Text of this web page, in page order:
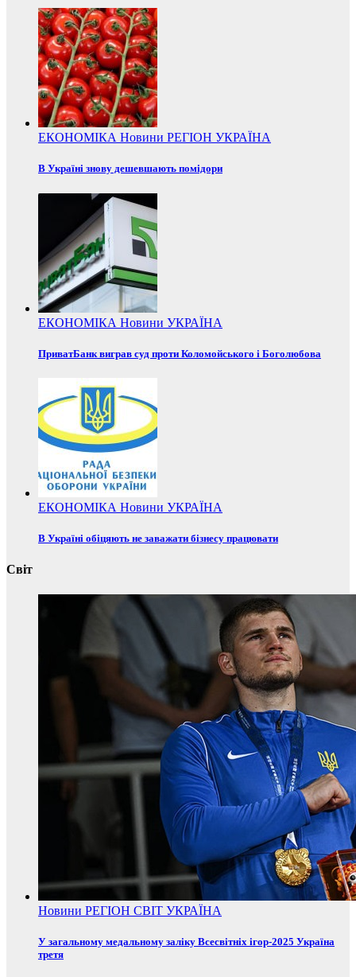
ЕКОНОМІКА Новини РЕГІОН УКРАЇНА
В Україні знову дешевшають помідори
ЕКОНОМІКА Новини УКРАЇНА
ПриватБанк виграв суд проти Коломойського і Боголюбова
ЕКОНОМІКА Новини УКРАЇНА
В Україні обіцяють не заважати бізнесу працювати
Світ
Новини РЕГІОН СВІТ УКРАЇНА
У загальному медальному заліку Всесвітніх ігор-2025 Україна
третя